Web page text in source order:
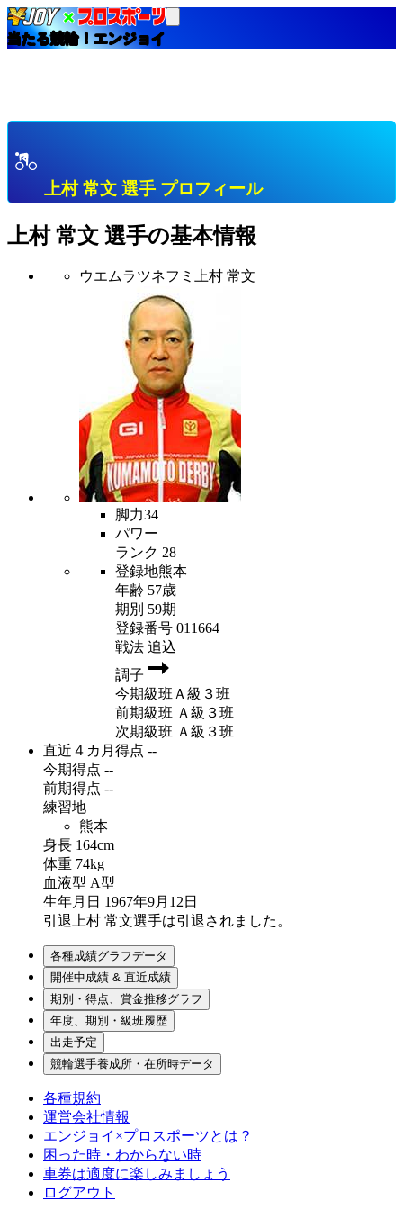
当たる競輪！エンジョイ
上村 常文 選手 プロフィール
上村 常文 選手の基本情報
ウエムラツネフミ 上村 常文
脚力34
パワー
ランク 28
登録地熊本
年齢 57歳
期別 59期
登録番号 011664
戦法 追込
調子
今期級班Ａ級３班
前期級班 Ａ級３班
次期級班 Ａ級３班
直近４カ月得点 --
今期得点 --
前期得点 --
練習地
熊本
身長 164cm
体重 74kg
血液型 A型
生年月日 1967年9月12日
引退上村 常文選手は引退されました。
各種成績グラフデータ
開催中成績 & 直近成績
期別・得点、賞金推移グラフ
年度、期別・級班履歴
出走予定
競輪選手養成所・在所時データ
各種規約
運営会社情報
エンジョイ×プロスポーツとは？
困った時・わからない時
車券は適度に楽しみましょう
ログアウト